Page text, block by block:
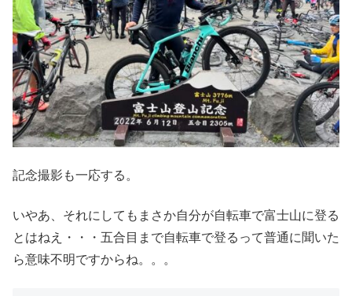
記念撮影も一応する。
いやあ、それにしてもまさか自分が自転車で富士山に登る
とはねえ・・・五合目まで自転車で登るって普通に聞いた
ら意味不明ですからね。。。